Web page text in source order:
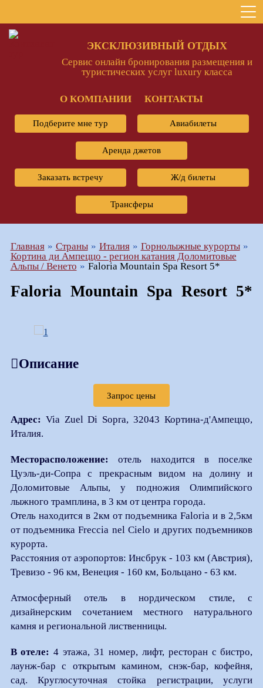
ЭКСКЛЮЗИВНЫЙ ОТДЫХ
Сервис онлайн бронирования размещения и
туристических услуг luxury класса
О КОМПАНИИ КОНТАКТЫ
Подберите мне тур Авиабилеты
Аренда джетов
Заказать встречу Ж/д билеты
Трансферы
Главная Страны Италия
Горнолыжные курорты
Кортина ди Ампеццо - регион катания Доломитовые
Альпы / Венето
Faloria Mountain Spa Resort 5*
Faloria Mountain Spa Resort 5*
Описание
Запрос цены
Адрес: Via Zuel Di Sopra, 32043 Кортина-д'Ампеццо,
Италия.
Месторасположение: отель находится в поселке
Цуэль-ди-Сопра с прекрасным видом на долину и
Доломитовые Альпы, у подножия Олимпийского
лыжного трамплина, в 3 км от центра города.
Отель находится в 2км от подъемника Faloria и в 2,5км
от подъемника Freccia nel Cielo и других подъемников
курорта.
Расстояния от аэропортов: Инсбрук - 103 км (Австрия),
Тревизо - 96 км, Венеция - 160 км, Больцано - 63 км.
Атмосферный отель в нордическом стиле, с
дизайнерским сочетанием местного натурального
камня и региональной лиственницы.
В отеле: 4 этажа, 31 номер, лифт, ресторан с бистро,
лаунж-бар с открытым камином, снэк-бар, кофейня,
сад. Круглосуточная стойка регистрации, услуги